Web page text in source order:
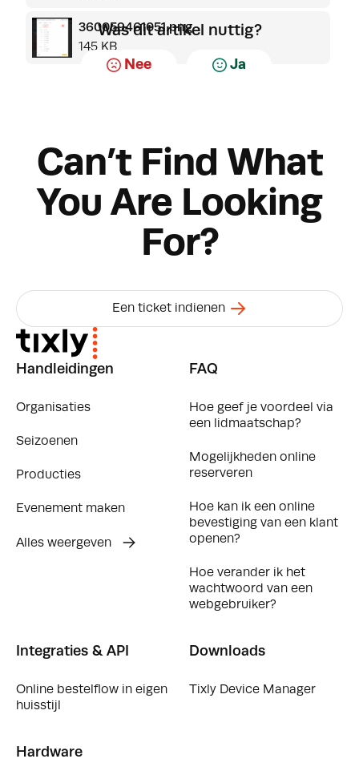
360059461051.png
145 KB
Was dit artikel nuttig?
Nee Ja
Can’t Find What
You Are Looking
For?
Een ticket indienen
Handleidingen
Organisaties
Seizoenen
Producties
Evenement maken
Alles weergeven
FAQ
Hoe geef je voordeel via
een lidmaatschap?
Mogelijkheden online
reserveren
Hoe kan ik een online
bevestiging van een klant
openen?
Hoe verander ik het
wachtwoord van een
webgebruiker?
Integraties & API
Online bestelflow in eigen
huisstijl
Downloads
Tixly Device Manager
Hardware